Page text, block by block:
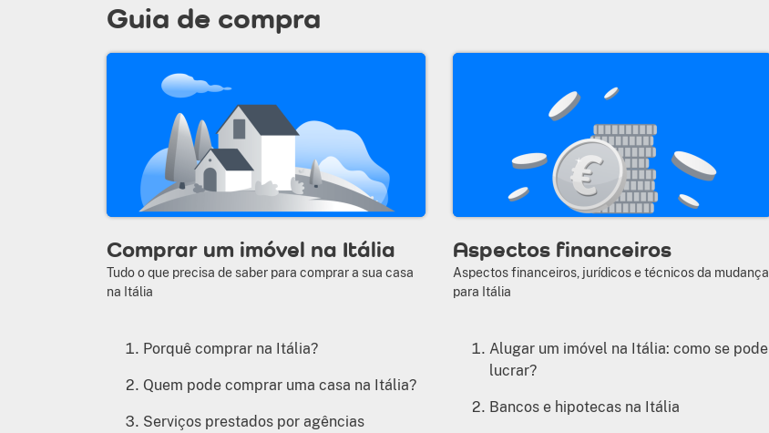
Guia de compra
Comprar um imóvel na Itália
Tudo o que precisa de saber para comprar a sua casa
na Itália
Porquê comprar na Itália?
Quem pode comprar uma casa na Itália?
Serviços prestados por agências
Aspectos financeiros
Aspectos financeiros, jurídicos e técnicos da mudança
para Itália
Alugar um imóvel na Itália: como se pode
lucrar?
Bancos e hipotecas na Itália